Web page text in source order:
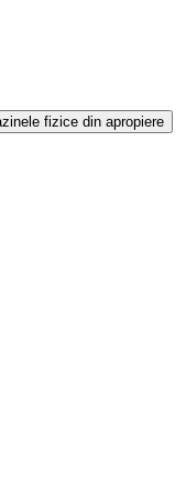
fizice din apropiere